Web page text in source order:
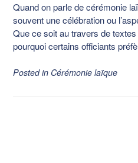
Quand on parle de cérémonie
souvent une célébration ou
Que ce soit au travers de
pourquoi certains officiants
Posted in Cérémonie laïque